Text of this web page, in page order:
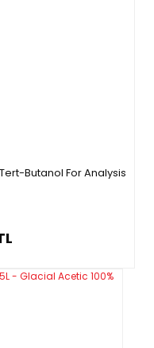
Butanol For Analysis